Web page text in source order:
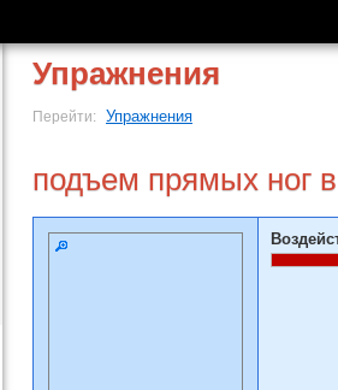
Упражнения
Перейти: Упражнения
подъем прямых ног